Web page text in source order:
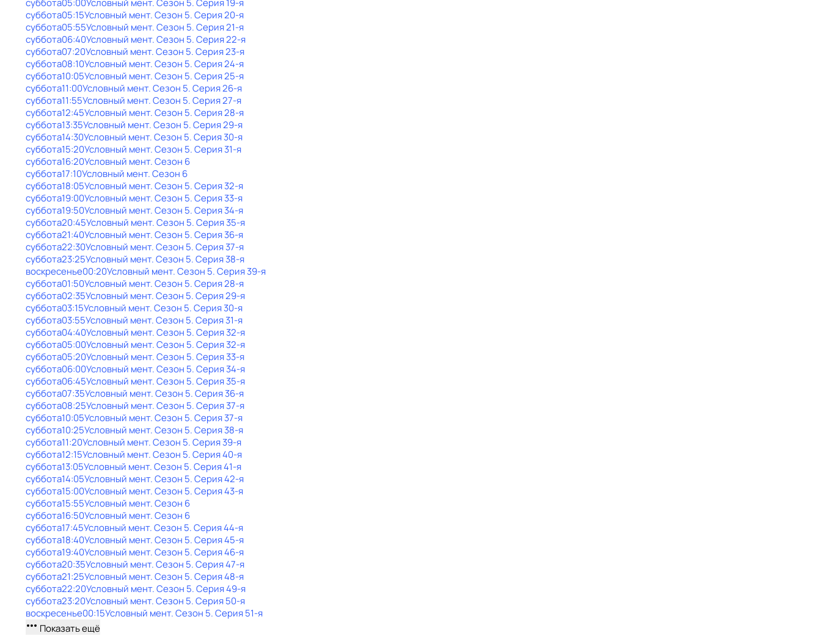
суббота05:00Условный мент. Сезон 5. Серия 19-я
суббота05:15Условный мент. Сезон 5. Серия 20-я
суббота05:55Условный мент. Сезон 5. Серия 21-я
суббота06:40Условный мент. Сезон 5. Серия 22-я
суббота07:20Условный мент. Сезон 5. Серия 23-я
суббота08:10Условный мент. Сезон 5. Серия 24-я
суббота10:05Условный мент. Сезон 5. Серия 25-я
суббота11:00Условный мент. Сезон 5. Серия 26-я
суббота11:55Условный мент. Сезон 5. Серия 27-я
суббота12:45Условный мент. Сезон 5. Серия 28-я
суббота13:35Условный мент. Сезон 5. Серия 29-я
суббота14:30Условный мент. Сезон 5. Серия 30-я
суббота15:20Условный мент. Сезон 5. Серия 31-я
суббота16:20Условный мент. Сезон 6
суббота17:10Условный мент. Сезон 6
суббота18:05Условный мент. Сезон 5. Серия 32-я
суббота19:00Условный мент. Сезон 5. Серия 33-я
суббота19:50Условный мент. Сезон 5. Серия 34-я
суббота20:45Условный мент. Сезон 5. Серия 35-я
суббота21:40Условный мент. Сезон 5. Серия 36-я
суббота22:30Условный мент. Сезон 5. Серия 37-я
суббота23:25Условный мент. Сезон 5. Серия 38-я
воскресенье00:20Условный мент. Сезон 5. Серия 39-я
суббота01:50Условный мент. Сезон 5. Серия 28-я
суббота02:35Условный мент. Сезон 5. Серия 29-я
суббота03:15Условный мент. Сезон 5. Серия 30-я
суббота03:55Условный мент. Сезон 5. Серия 31-я
суббота04:40Условный мент. Сезон 5. Серия 32-я
суббота05:00Условный мент. Сезон 5. Серия 32-я
суббота05:20Условный мент. Сезон 5. Серия 33-я
суббота06:00Условный мент. Сезон 5. Серия 34-я
суббота06:45Условный мент. Сезон 5. Серия 35-я
суббота07:35Условный мент. Сезон 5. Серия 36-я
суббота08:25Условный мент. Сезон 5. Серия 37-я
суббота10:05Условный мент. Сезон 5. Серия 37-я
суббота10:25Условный мент. Сезон 5. Серия 38-я
суббота11:20Условный мент. Сезон 5. Серия 39-я
суббота12:15Условный мент. Сезон 5. Серия 40-я
суббота13:05Условный мент. Сезон 5. Серия 41-я
суббота14:05Условный мент. Сезон 5. Серия 42-я
суббота15:00Условный мент. Сезон 5. Серия 43-я
суббота15:55Условный мент. Сезон 6
суббота16:50Условный мент. Сезон 6
суббота17:45Условный мент. Сезон 5. Серия 44-я
суббота18:40Условный мент. Сезон 5. Серия 45-я
суббота19:40Условный мент. Сезон 5. Серия 46-я
суббота20:35Условный мент. Сезон 5. Серия 47-я
суббота21:25Условный мент. Сезон 5. Серия 48-я
суббота22:20Условный мент. Сезон 5. Серия 49-я
суббота23:20Условный мент. Сезон 5. Серия 50-я
воскресенье00:15Условный мент. Сезон 5. Серия 51-я
Показать ещё